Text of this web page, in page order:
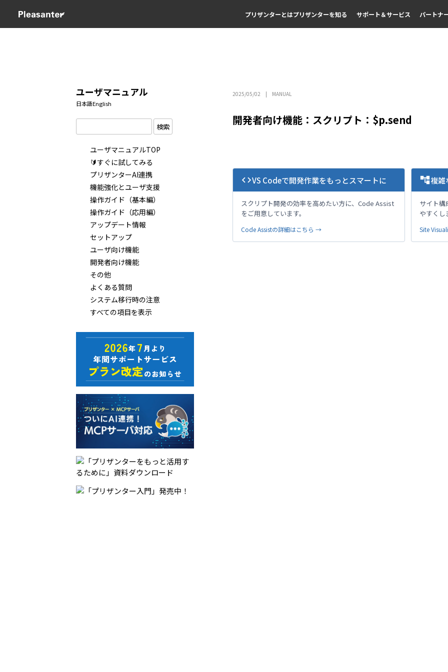
プリザンターとはプリザンターを知る サポート＆サービス パートナ
ユーザマニュアル
日本語English
検索
ユーザマニュアルTOP
🔰すぐに試してみる
プリザンターAI連携
機能強化とユーザ支援
操作ガイド（基本編）
操作ガイド（応用編）
アップデート情報
セットアップ
ユーザ向け機能
開発者向け機能
その他
よくある質問
システム移行時の注意
すべての項目を表示
2025/05/02 MANUAL
開発者向け機能：スクリプト：$p.send
codeVS Codeで開発作業をもっとスマートに
スクリプト開発の効率を高めたい方に、Code Assist
をご用意しています。
Code Assistの詳細はこちら →
account_tree複雑
サイト構
やすくし
Site